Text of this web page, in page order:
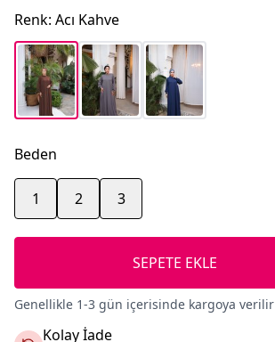
Renk: Acı Kahve
Beden
1 2 3
SEPETE EKLE
Genellikle 1-3 gün içerisinde kargoya verilir
Kolay İade